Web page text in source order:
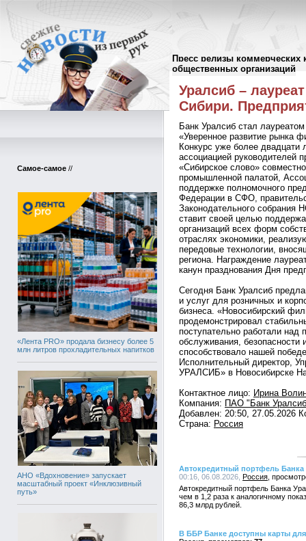
Пресс релизы коммерческих
общественных организаций
Самое-самое //
«Лента PRO» продала бизнесу более 5
млн литров прохладительных напитков
АНО «Вдохновение» запускает
масштабный проект «Инклюзивный
путь»
Пресс-релизы//
Уралсиб –
Сибири.
Банк Уралсиб стал
«Уверенное развитие рынка
Конкурс уже более двадцати
ассоциацией
«Сибирское слово»
промышленной палатой,
поддержке полномочного
Федерации в СФО,
Законодательного собрания
ставит своей целью
организаций всех форм
отраслях экономики,
передовые технологии,
региона. Награждение
канун празднования Дня
Сегодня Банк Уралсиб
и услуг для розничных и
бизнеса. «Новосибирский
продемонстрировал
поступательно работали
обслуживания, безопасности
способствовало нашей
Исполнительный директор,
УРАЛСИБ» в Новосибирске
Контактное лицо: Ирина
Компания: ПАО "Банк
Добавлен: 20:50, 27.05.2026
Страна: Россия
Автокредитный портфель
00:16, 06.08.2026, Россия
Автокредитный портфель Банка
чем в 1,2 раза к аналогичному
86,3 млрд рублей.
В ББР Банке доступны карты